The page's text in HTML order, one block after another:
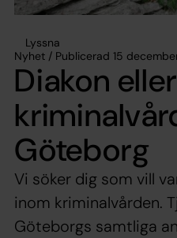
Lyssna
Nyhet / Publicerad 15
Diakon
Göteborg
Vi söker dig som vill
inom kriminalvården.
Göteborgs samtliga